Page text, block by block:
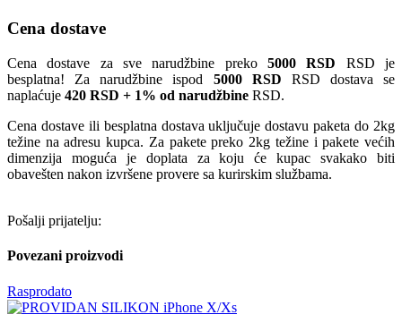
Cena dostave
Cena dostave za sve narudžbine preko 5000 RSD RSD je
besplatna! Za narudžbine ispod 5000 RSD RSD dostava se
naplaćuje 420 RSD + 1% od narudžbine RSD.
Cena dostave ili besplatna dostava uključuje dostavu paketa do 2kg
težine na adresu kupca. Za pakete preko 2kg težine i pakete većih
dimenzija moguća je doplata za koju će kupac svakako biti
obavešten nakon izvršene provere sa kurirskim službama.
Pošalji prijatelju:
Povezani proizvodi
Rasprodato